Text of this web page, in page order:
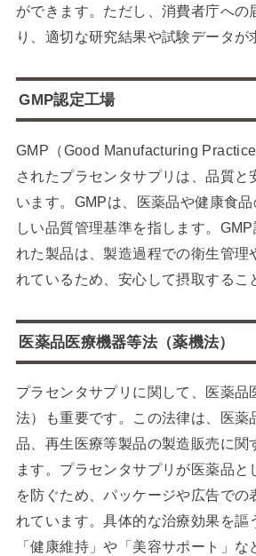
ができます。ただし、消費者庁への
り、適切な研究結果や試験データが
GMP認定工場
GMP（Good Manufacturing
されたプラセンタサプリは、品質と
います。GMPは、医薬品や健康食
しい品質管理基準を指します。
れた製品は、製造過程での衛生管理
れているため、安心して摂取するこ
医薬品医療機器等法（薬機法）
プラセンタサプリに関して、医薬品
法）も重要です。この法律は、医薬
品、再生医療等製品の製造販売に関
ます。プラセンタサプリが医薬品と
を防ぐため、パッケージや広告での
れています。具体的な治療効果を謳
「健康維持」や「美容サポート」